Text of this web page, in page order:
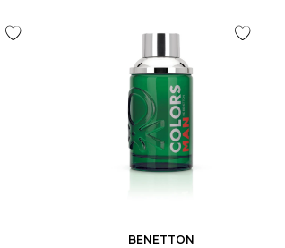
BENETTON